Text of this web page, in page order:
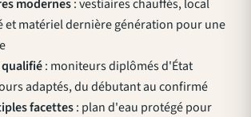
modernes: vestiaires chauffés, local
et matériel dernière génération pour une
: moniteurs diplômés d'État
adaptés, du débutant au confirmé
facettes: plan d'eau protégé pour